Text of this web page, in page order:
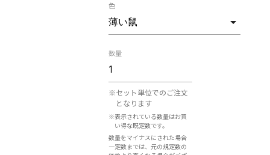
色
数量
※セット単位でのご注文
となります
※表示されている数量はお買
い得な既定数です。
数量をマイナスにされた場合
一定数までは、元の規定数の